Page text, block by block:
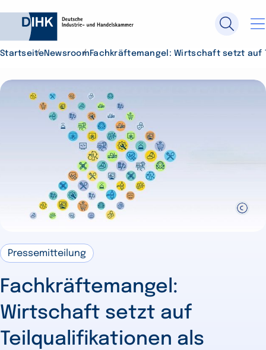
StartseiteNewsroom Fachkräftemangel: Wirtschaft setzt
Pressemitteilung
Fachkräftemangel:
Wirtschaft setzt auf
Teilqualifikationen als